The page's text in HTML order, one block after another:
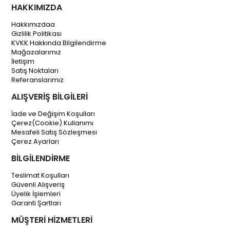
HAKKIMIZDA
Hakkımızdaa
Gizlilik Politikası
KVKK Hakkında Bilgilendirme
Mağazalarımız
İletişim
Satış Noktaları
Referanslarımız
ALIŞVERİŞ BİLGİLERİ
İade ve Değişim Koşulları
Çerez(Cookie) Kullanımı
Mesafeli Satış Sözleşmesi
Çerez Ayarları
BİLGİLENDİRME
Teslimat Koşulları
Güvenli Alışveriş
Üyelik İşlemleri
Garanti Şartları
MÜŞTERİ HİZMETLERİ